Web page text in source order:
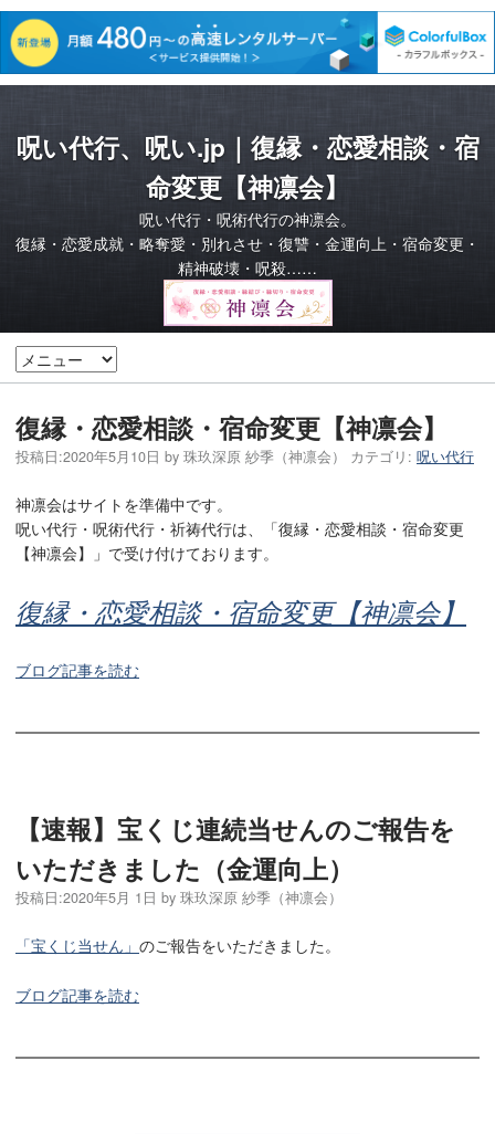
呪い代行、呪い.jp｜復縁・恋愛相談・宿
命変更【神凛会】
呪い代行・呪術代行の神凛会。
復縁・恋愛成就・略奪愛・別れさせ・復讐・金運向上・宿命変更・
精神破壊・呪殺……
復縁・恋愛相談・宿命変更【神凛会】
投稿日:2020年5月10日 by 珠玖深原 紗季（神凛会） カテゴリ: 呪い代行
神凛会はサイトを準備中です。
呪い代行・呪術代行・祈祷代行は、「復縁・恋愛相談・宿命変更
【神凛会】」で受け付けております。
復縁・恋愛相談・宿命変更【神凛会】
ブログ記事を読む
【速報】宝くじ連続当せんのご報告を
いただきました（金運向上）
投稿日:2020年5月 1日 by 珠玖深原 紗季（神凛会）
「宝くじ当せん」 のご報告をいただきました。
ブログ記事を読む